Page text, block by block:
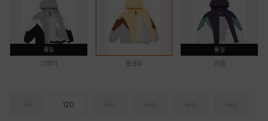
품절
그레이 옐로우
품절
퍼플
120